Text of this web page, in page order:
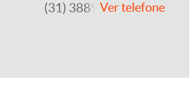
(31) 3889-4765Ver telefone